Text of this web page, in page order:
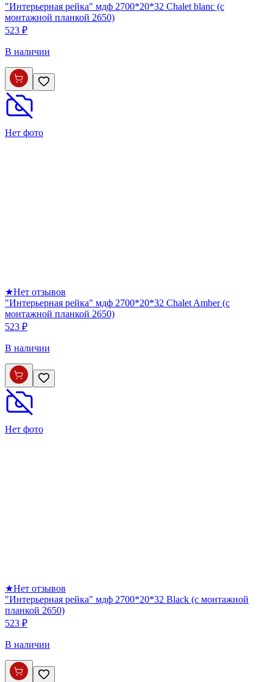
"Интерьерная рейка" мдф 2700*20*32 Chalet blanc (с
монтажной планкой 2650)
523 ₽
В наличии
Нет фото
★Нет отзывов
"Интерьерная рейка" мдф 2700*20*32 Chalet Amber (с
монтажной планкой 2650)
523 ₽
В наличии
Нет фото
★Нет отзывов
"Интерьерная рейка" мдф 2700*20*32 Black (с монтажной
планкой 2650)
523 ₽
В наличии